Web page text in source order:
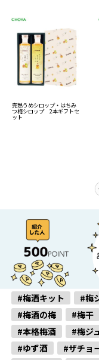
完熟うめシロップ・はちみ
つ梅シロップ 2本ギフトセ
ット
#梅酒キット #梅
#梅酒の梅
#梅干
#本格梅酒
#梅ジ
#ゆず酒
#ザチョ